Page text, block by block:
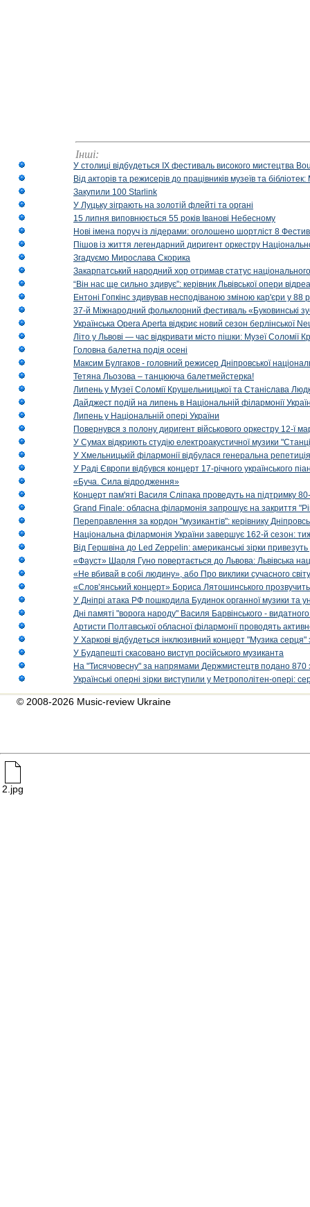
Інші:
У столиці відбудеться IX фестиваль високого мистецтва
Від акторів та режисерів до працівників музеїв та
Закупили 100 Starlink
У Луцьку зіграють на золотій флейті та органі
15 липня виповнюється 55 років Іванові Небесному
Нові імена поруч із лідерами: оголошено шортліст 8
Пішов із життя легендарний диригент оркестру
Згадуємо Мирослава Скорика
Закарпатський народний хор отримав статус національного
“Він нас ще сильно здивує”: керівник Львівської опери
Ентоні Гопкінс здивував несподіваною зміною кар'єри у 88
37-й Міжнародний фольклорний фестиваль «Буковинські
Українська Opera Aperta відкриє новий сезон берлінської
Літо у Львові — час відкривати місто пішки: Музеї Соломії
Головна балетна подія осені
Максим Булгаков - головний режисер Дніпровської
Тетяна Льозова – танцююча балетмейстерка!
Липень у Музеї Соломії Крушельницької та Станіслава
Дайджест подій на липень в Національній філармонії
Липень у Національній опері України
Повернувся з полону диригент військового оркестру 12-ї
У Сумах відкриють студію електроакустичної музики
У Хмельницькій філармонії відбулася генеральна
У Раді Європи відбувся концерт 17-річного українського
«Буча. Сила відродження»
Концерт пам'яті Василя Сліпака проведуть на підтримку
Grand Finale: обласна філармонія запрошує на закриття
Переправлення за кордон "музикантів": керівнику
Національна філармонія України завершує 162-й сезон:
Від Гершвіна до Led Zeppelin: американські зірки
«Фауст» Шарля Гуно повертається до Львова: Львівська
«Не вбивай в собі людину», або Про виклики сучасного світу
«Слов’янський концерт» Бориса Лятошинського
У Дніпрі атака РФ пошкодила Будинок органної музики та
Дні памяті "ворога народу" Василя Барвінського -
Артисти Полтавської обласної філармонії проводять
У Харкові відбудеться інклюзивний концерт "Музика
У Будапешті скасовано виступ російського музиканта
На "Тисячовесну" за напрямами Держмистецтв подано 870
Українські оперні зірки виступили у Метрополітен-опері:
© 2008-2026 Music-review Ukraine
2.jpg